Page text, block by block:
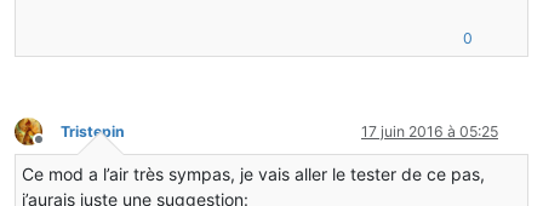
0
Hors-ligne
Tristepin 17 juin 2016 à 05:25
Ce mod a l’air très sympas, je vais aller le tester de ce pas,
j’aurais juste une suggestion: